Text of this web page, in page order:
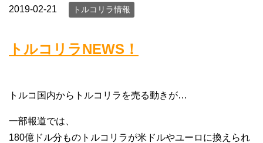
2019-02-21 トルコリラ情報
トルコリラNEWS！
トルコ国内からトルコリラを売る動きが…
一部報道では、
180億ドル分ものトルコリラが米ドルやユーロに換えられ